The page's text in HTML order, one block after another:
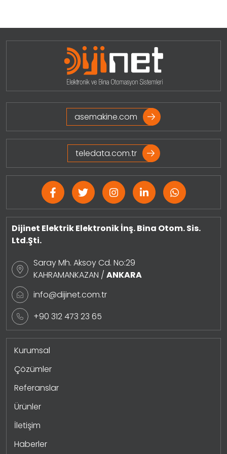
asemakine.com
teledata.com.tr
Dijinet Elektrik Elektronik İnş. Bina Otom. Sis.
Ltd.Şti.
Saray Mh. Aksoy Cd. No:29
KAHRAMANKAZAN / ANKARA
info@dijinet.com.tr
+90 312 473 23 65
Kurumsal
Çözümler
Referanslar
Ürünler
İletişim
Haberler